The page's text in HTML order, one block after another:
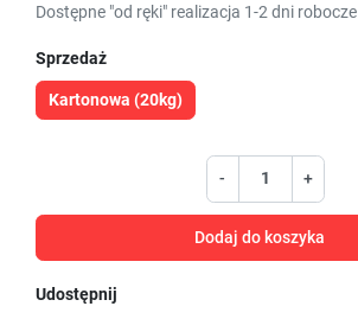
Dostępne "od ręki" realizacja 1-2 dni robocze
Sprzedaż
Kartonowa (20kg)
- +
Dodaj do koszyka
Udostępnij